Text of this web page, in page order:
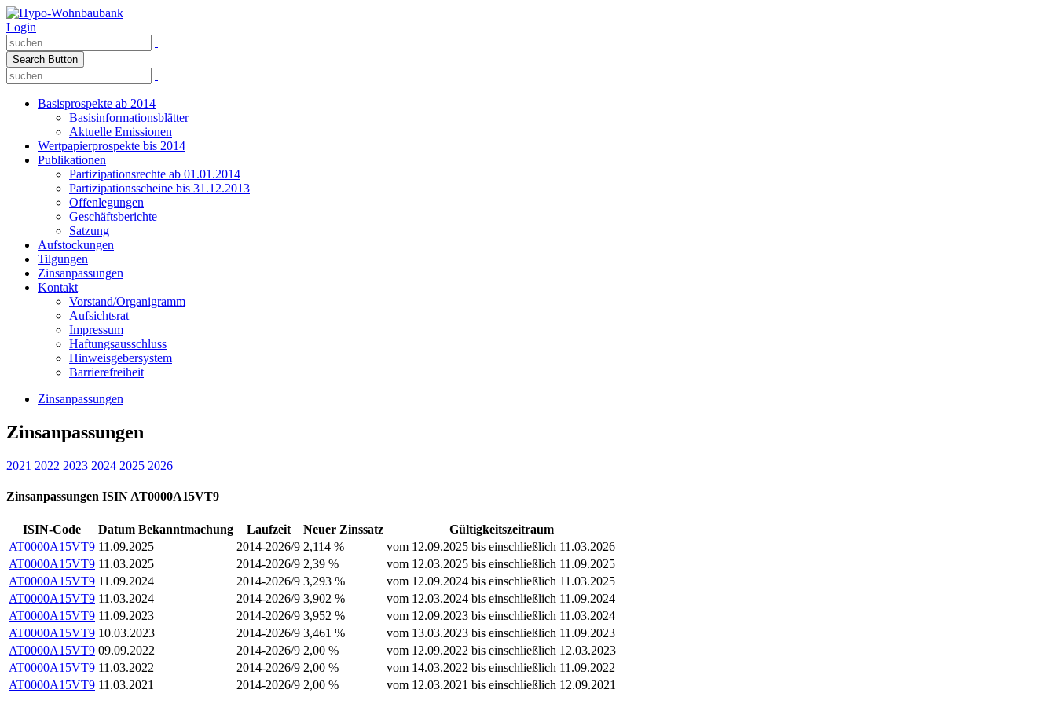
Login
Search Button
Basisprospekte ab 2014
Basisinformationsblätter
Aktuelle Emissionen
Wertpapierprospekte bis 2014
Publikationen
Partizipationsrechte ab 01.01.2014
Partizipationsscheine bis 31.12.2013
Offenlegungen
Geschäftsberichte
Satzung
Aufstockungen
Tilgungen
Zinsanpassungen
Kontakt
Vorstand/Organigramm
Aufsichtsrat
Impressum
Haftungsausschluss
Hinweisgebersystem
Barrierefreiheit
Zinsanpassungen
Zinsanpassungen
2021 2022 2023 2024 2025 2026
Zinsanpassungen ISIN AT0000A15VT9
ISIN-Code Datum Bekanntmachung Laufzeit Neuer Zinssatz
Gültigkeitszeitraum
AT0000A15VT9 11.09.2025 2014-2026/9 2,114 %
vom 12.09.2025 bis einschließlich 11.03.2026
AT0000A15VT9 11.03.2025 2014-2026/9 2,39 %
vom 12.03.2025 bis einschließlich 11.09.2025
AT0000A15VT9 11.09.2024 2014-2026/9 3,293 %
vom 12.09.2024 bis einschließlich 11.03.2025
AT0000A15VT9 11.03.2024 2014-2026/9 3,902 %
vom 12.03.2024 bis einschließlich 11.09.2024
AT0000A15VT9 11.09.2023 2014-2026/9 3,952 %
vom 12.09.2023 bis einschließlich 11.03.2024
AT0000A15VT9 10.03.2023 2014-2026/9 3,461 %
vom 13.03.2023 bis einschließlich 11.09.2023
AT0000A15VT9 09.09.2022 2014-2026/9 2,00 %
vom 12.09.2022 bis einschließlich 12.03.2023
AT0000A15VT9 11.03.2022 2014-2026/9 2,00 %
vom 14.03.2022 bis einschließlich 11.09.2022
AT0000A15VT9 11.03.2021 2014-2026/9 2,00 % vom 12.03.2021 bis einschließlich 12.09.2021